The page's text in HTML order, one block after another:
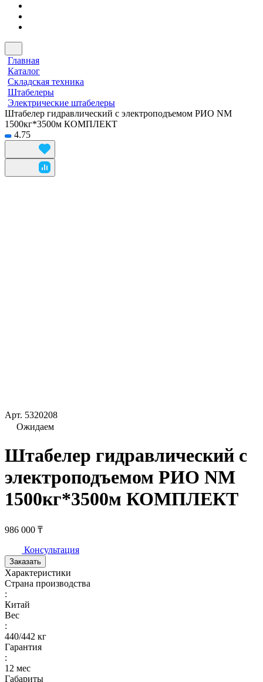
Главная
Каталог
Складская техника
Штабелеры
Электрические штабелеры
Штабелер гидравлический с электроподъемом РИО NM
1500кг*3500м КОМПЛЕКТ
4.75
Арт. 5320208
Ожидаем
Штабелер гидравлический с
электроподъемом РИО NM
1500кг*3500м КОМПЛЕКТ
986 000 ₸
Консультация
Заказать
Характеристики
Страна производства
:
Китай
Вес
:
440/442 кг
Гарантия
:
12 мес
Габариты